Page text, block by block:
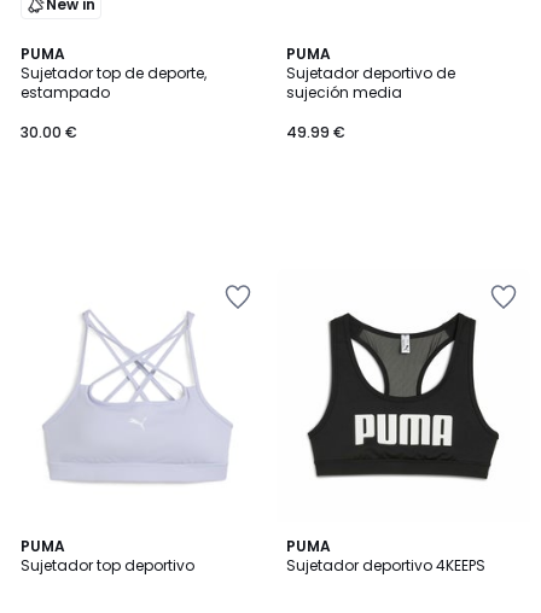
New in
PUMA
Sujetador top de deporte,
estampado
€.
30.00 €
PUMA
Sujetador deportivo de
sujeción media
49.99 €
PUMA
Sujetador top deportivo
2
/
PUMA
Sujetador deportivo 4KEEPS